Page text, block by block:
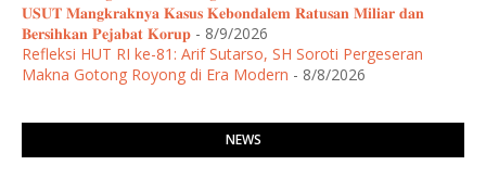
𝐔𝐒𝐔𝐓 𝐌𝐚𝐧𝐠𝐤𝐫𝐚𝐤𝐧𝐲𝐚 𝐊𝐚𝐬𝐮𝐬 𝐊𝐞𝐛𝐨𝐧𝐝𝐚𝐥𝐞𝐦 𝐑𝐚𝐭𝐮𝐬𝐚𝐧 𝐌𝐢𝐥𝐢𝐚𝐫 𝐝𝐚𝐧
𝐁𝐞𝐫𝐬𝐢𝐡𝐤𝐚𝐧 𝐏𝐞𝐣𝐚𝐛𝐚𝐭 𝐊𝐨𝐫𝐮𝐩 - 8/9/2026
Refleksi HUT RI ke-81: Arif Sutarso, SH Soroti Pergeseran
Makna Gotong Royong di Era Modern - 8/8/2026
NEWS